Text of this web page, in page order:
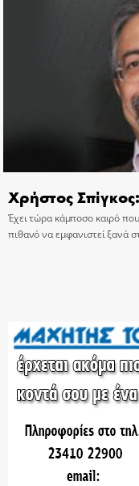
Χρήστος
Έχει τώρα κάμποσο καιρό που
πιθανό να εμφανιστεί ξανά